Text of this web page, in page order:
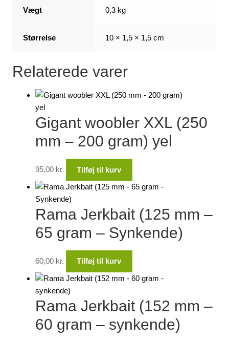
Vægt 0,3 kg
Størrelse 10 × 1,5 × 1,5 cm
Relaterede varer
Gigant woobler XXL (250
mm – 200 gram) yel
95,00 kr. Tilføj til kurv
Rama Jerkbait (125 mm –
65 gram – Synkende)
60,00 kr. Tilføj til kurv
Rama Jerkbait (152 mm –
60 gram – synkende)